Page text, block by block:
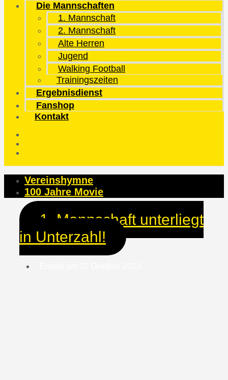
Die Mannschaften
1. Mannschaft
2. Mannschaft
Alte Herren
Jugend
Walking Football
Trainingszeiten
Ergebnisdienst
Fanshop
Kontakt
Vereinshymne
100 Jahre Movie
1. Mannschaft unterliegt
in Unterzahl!